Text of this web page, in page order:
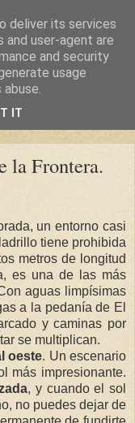
la Frontera.
un entorno casi
tiene prohibida
metros de longitud
es una de las más
aguas limpísimas
a la pedanía de El
y caminas por
se multiplican.
oeste. Un escenario
más impresionante.
, y cuando el sol
no puedes dejar de
deliver its services
and user-agent are
and security
usage
IT